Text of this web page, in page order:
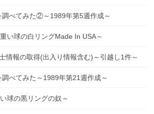
べてみた②～1989年第5週作成～
い球の白リングMade In USA～
情報の取得(出入り情報含む)～引越し1件～
べてみた～1989年第21週作成～
球の黒リングの奴～